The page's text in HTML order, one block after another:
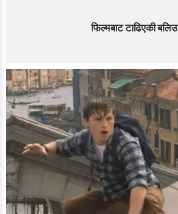
फिल्मबाट टाढिएकी